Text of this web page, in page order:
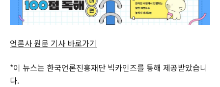
언론사 원문 기사 바로가기
*이 뉴스는 한국언론진흥재단 빅카인즈를 통해 제공받았습니
다.